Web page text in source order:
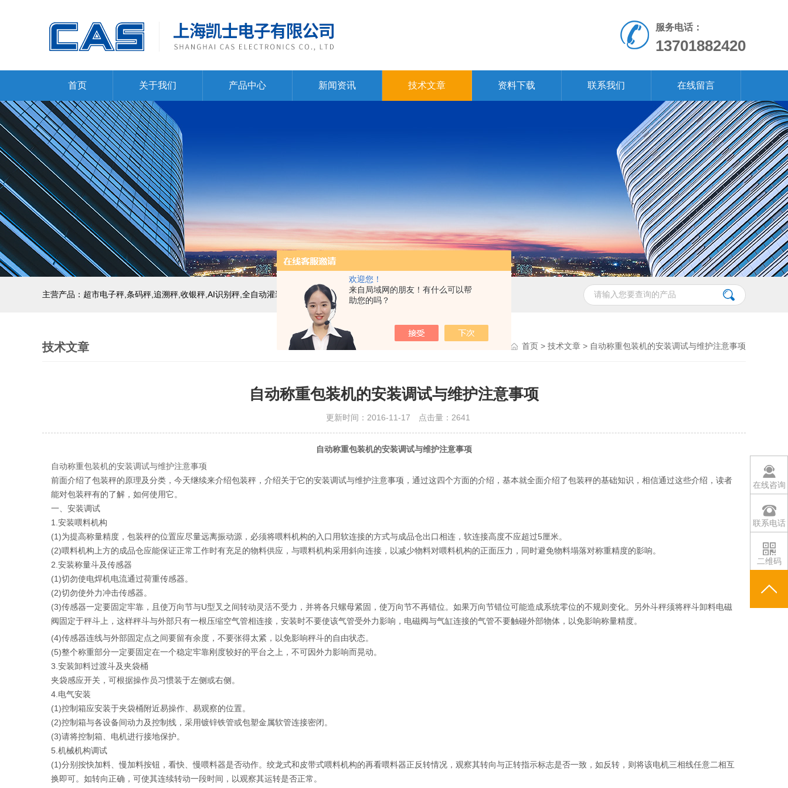
欢迎您！
来自局域网的朋友！有什么可以帮
助您的吗？
服务电话：
13701882420
首页 关于我们 产品中心 新闻资讯 技术文章 资料下载 联系我们 在线留言
主营产品：超市电子秤,条码秤,追溯秤,收银秤,AI识别秤,全自动灌装机设备,液体灌装生产线
技术文章 首页 > 技术文章 > 自动称重包装机的安装调试与维护注意事项
自动称重包装机的安装调试与维护注意事项
更新时间：2016-11-17 点击量： 2641
自动称重包装机的安装调试与维护注意事项
自动称重包装机的安装调试与维护注意事项
前面介绍了包装秤的原理及分类，今天继续来介绍包装秤，介绍关于它的安装调试与维护注意事项，通过这四个方面的介绍，基本就全面介绍了包装秤的基础知识，相信通过这些介绍，读者
能对包装秤有的了解，如何使用它。
一、安装调试
1.安装喂料机构
(1)为提高称量精度，包装秤的位置应尽量远离振动源，必须将喂料机构的入口用软连接的方式与成品仓出口相连，软连接高度不应超过5厘米。
(2)喂料机构上方的成品仓应能保证正常工作时有充足的物料供应，与喂料机构采用斜向连接，以减少物料对喂料机构的正面压力，同时避免物料塌落对称重精度的影响。
2.安装称量斗及传感器
(1)切勿使电焊机电流通过荷重传感器。
(2)切勿使外力冲击传感器。
(3)传感器一定要固定牢靠，且使万向节与U型叉之间转动灵活不受力，并将各只螺母紧固，使万向节不再错位。如果万向节错位可能造成系统零位的不规则变化。另外斗秤须将秤斗卸料电磁
阀固定于秤斗上，这样秤斗与外部只有一根压缩空气管相连接，安装时不要使该气管受外力影响，电磁阀与气缸连接的气管不要触碰外部物体，以免影响称量精度。
(4)传感器连线与外部固定点之间要留有余度，不要张得太紧，以免影响秤斗的自由状态。
(5)整个称重部分一定要固定在一个稳定牢靠刚度较好的平台之上，不可因外力影响而晃动。
3.安装卸料过渡斗及夹袋桶
夹袋感应开关，可根据操作员习惯装于左侧或右侧。
4.电气安装
(1)控制箱应安装于夹袋桶附近易操作、易观察的位置。
(2)控制箱与各设备间动力及控制线，采用镀锌铁管或包塑金属软管连接密闭。
(3)请将控制箱、电机进行接地保护。
5.机械机构调试
(1)分别按快加料、慢加料按钮，看快、慢喂料器是否动作。绞龙式和皮带式喂料机构的再看喂料器正反转情况，观察其转向与正转指示标志是否一致，如反转，则将该电机三相线任意二相互
换即可。如转向正确，可使其连续转动一段时间，以观察其运转是否正常。
在线咨询
联系电话
二维码